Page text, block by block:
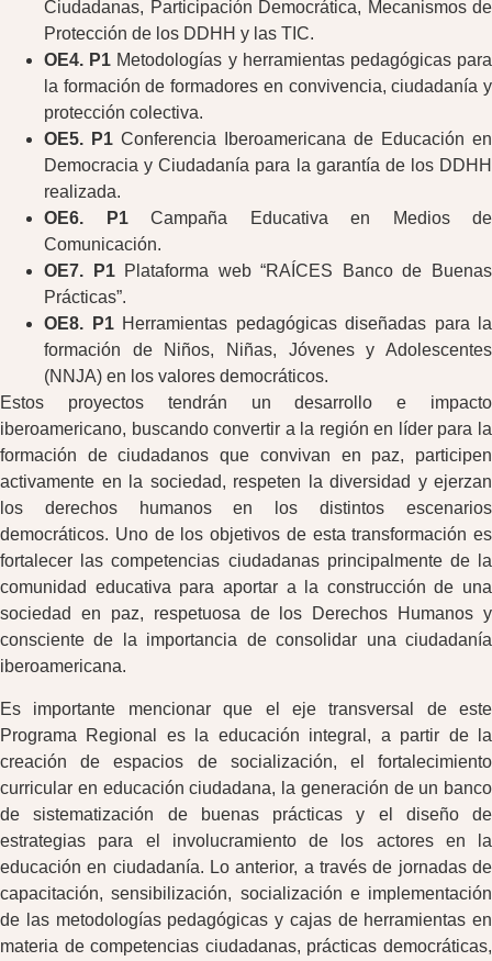
Ciudadanas, Participación Democrática, Mecanismos de
Protección de los DDHH y las TIC.
OE4. P1 Metodologías y herramientas pedagógicas para
la formación de formadores en convivencia, ciudadanía y
protección colectiva.
OE5. P1 Conferencia Iberoamericana de Educación en
Democracia y Ciudadanía para la garantía de los DDHH
realizada.
OE6. P1Campaña Educativa en Medios de
Comunicación.
OE7. P1Plataforma web “RAÍCES Banco de Buenas
Prácticas”.
OE8. P1Herramientas pedagógicas diseñadas para la
formación de Niños, Niñas, Jóvenes y Adolescentes
(NNJA) en los valores democráticos.
Estos proyectos tendrán un desarrollo e impacto
iberoamericano, buscando convertir a la región en líder para la
formación de ciudadanos que convivan en paz, participen
activamente en la sociedad, respeten la diversidad y ejerzan
los derechos humanos en los distintos escenarios
democráticos. Uno de los objetivos de esta transformación es
fortalecer las competencias ciudadanas principalmente de la
comunidad educativa para aportar a la construcción de una
sociedad en paz, respetuosa de los Derechos Humanos y
consciente de la importancia de consolidar una ciudadanía
iberoamericana.
Es importante mencionar que el eje transversal de este
Programa Regional es la educación integral, a partir de la
creación de espacios de socialización, el fortalecimiento
curricular en educación ciudadana, la generación de un banco
de sistematización de buenas prácticas y el diseño de
estrategias para el involucramiento de los actores en la
educación en ciudadanía. Lo anterior, a través de jornadas de
capacitación, sensibilización, socialización e implementación
de las metodologías pedagógicas y cajas de herramientas en
materia de competencias ciudadanas, prácticas democráticas,